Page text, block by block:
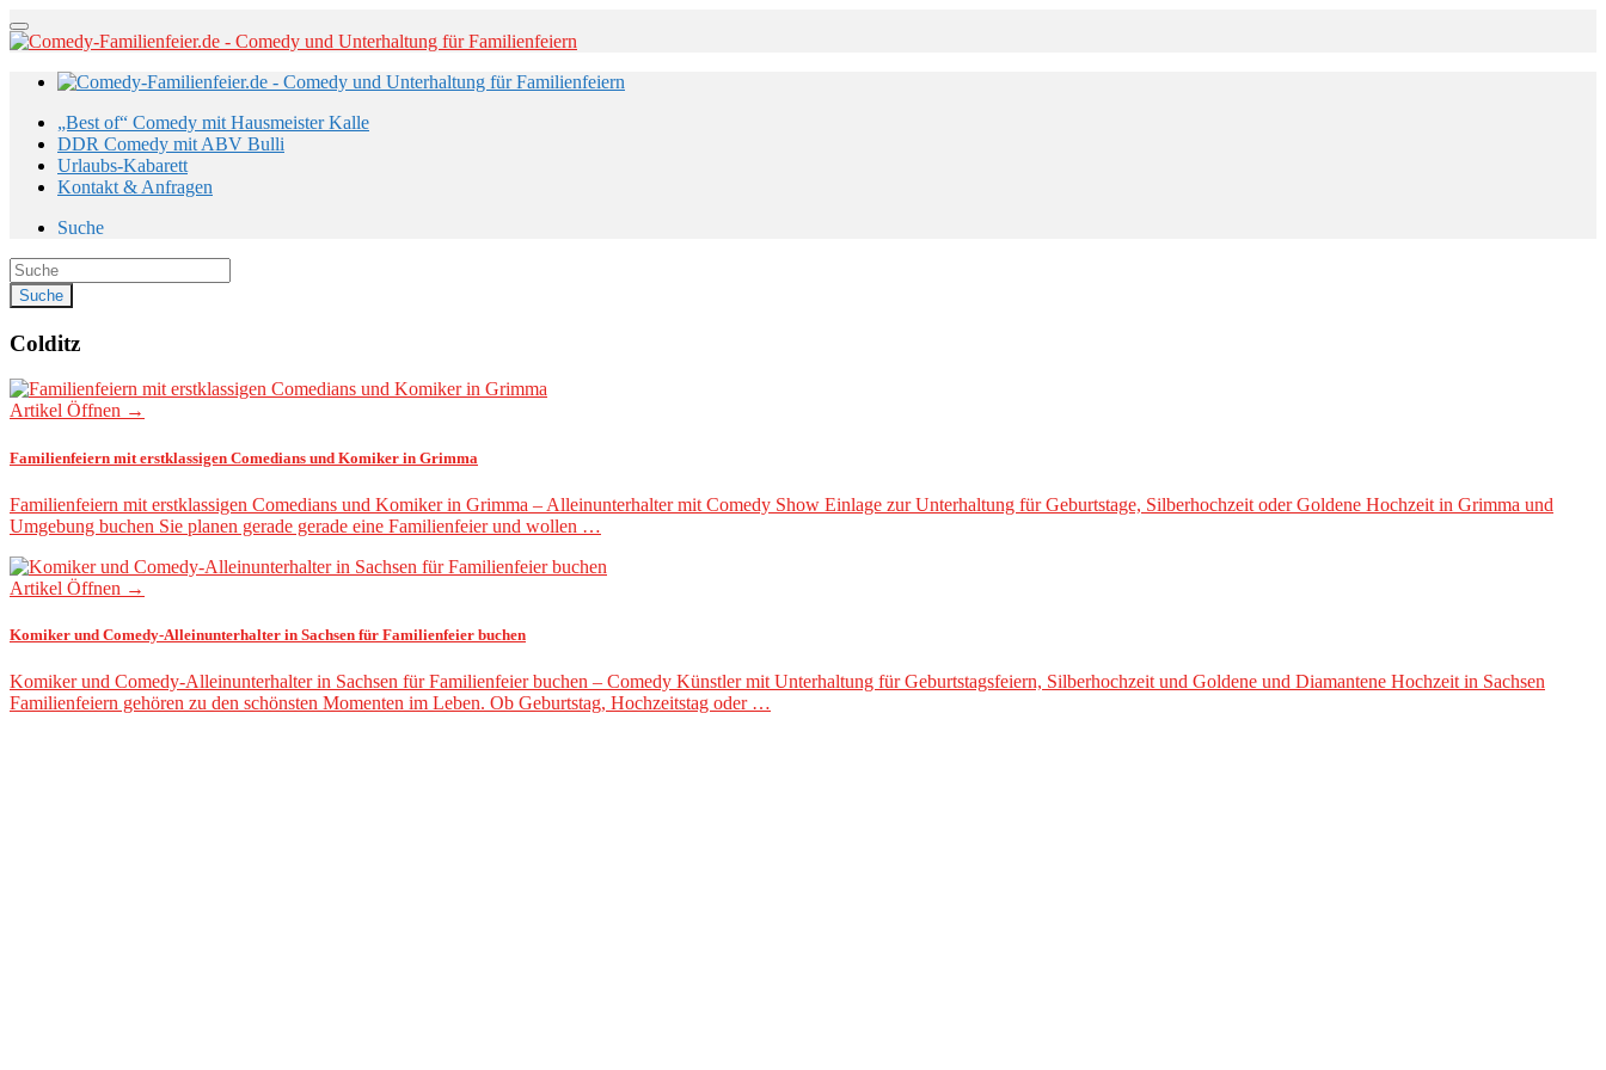
„Best of“ Comedy mit Hausmeister Kalle
DDR Comedy mit ABV Bulli
Urlaubs-Kabarett
Kontakt & Anfragen
Suche
Colditz
Artikel Öffnen →
Familienfeiern mit erstklassigen Comedians und Komiker in Grimma
Familienfeiern mit erstklassigen Comedians und Komiker in Grimma – Alleinunterhalter mit Comedy Show Einlage zur Unterhaltung für Geburtstage, Silberhochzeit oder Goldene Hochzeit in Grimma und
Umgebung buchen Sie planen gerade gerade eine Familienfeier und wollen …
Artikel Öffnen →
Komiker und Comedy-Alleinunterhalter in Sachsen für Familienfeier buchen
Komiker und Comedy-Alleinunterhalter in Sachsen für Familienfeier buchen – Comedy Künstler mit Unterhaltung für Geburtstagsfeiern, Silberhochzeit und Goldene und Diamantene Hochzeit in Sachsen
Familienfeiern gehören zu den schönsten Momenten im Leben. Ob Geburtstag, Hochzeitstag oder …